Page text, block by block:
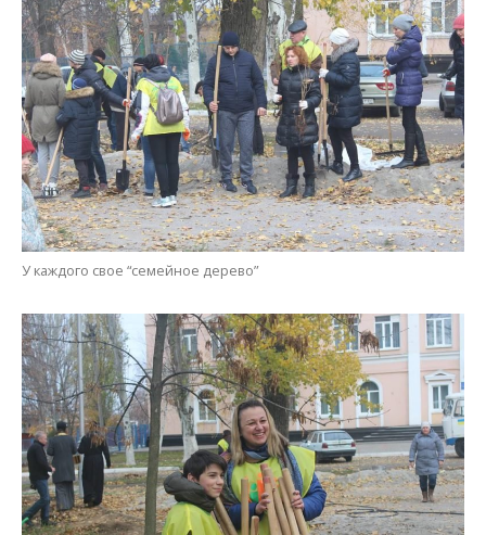
Председатель группы Юлия Барса выдает каждому по лопате